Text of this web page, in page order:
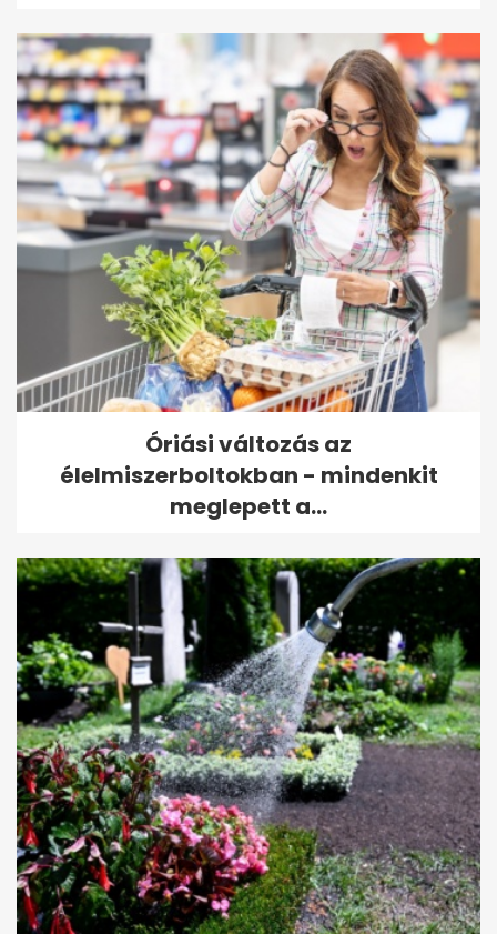
Óriási változás az
élelmiszerboltokban - mindenkit
meglepett a...